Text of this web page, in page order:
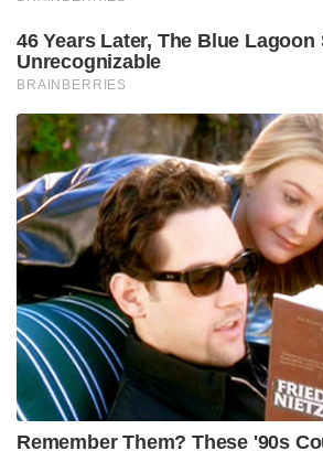
ഹീനമായ പ്രവർത്തിക്ക് പിന്നിൽ
കുറ്റവാളികളെ നിയമത്തിന് മുന്നിൽ
ഗുരുദ്വാരയുടെ ഭാഗങ്ങൾ എത്രയും
മുൻപത്തെപ്പോലെ പുനർനിർമിച്ച്
ഇന്ത്യ ശക്തമായി ആവശ്യപ്പെട്ടിട്ടുണ്ട്.
പാകിസ്ഥാനിൽ ന്യൂനപക്ഷങ്ങൾക്ക്
നേരെയുണ്ടാകുന്ന ഇത്തരം
ആക്രമണങ്ങൾ ഒറ്റപ്പെട്ട
പ്രാദേശിക ഭരണകൂടവും ഇവാക്യൂ
ബോർഡും (ETPB) ഇതിനെതിരെ
നടപടിയെടുക്കാത്തത് അങ്ങേയറ്റം
ആശങ്കാജനകമാണെന്നും ഇന്ത്യ
വൻ വിവാദമായതോടെ